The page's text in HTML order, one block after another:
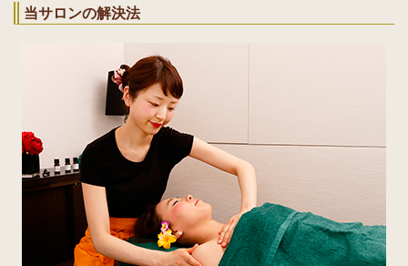
当サロンの解決法